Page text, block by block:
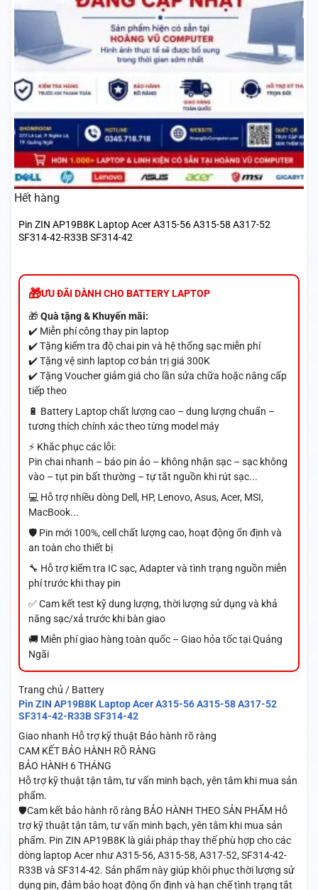
Hết hàng
Pin ZIN AP19B8K Laptop Acer A315-56 A315-58 A317-52
SF314-42-R33B SF314-42
ƯU ĐÃI DÀNH CHO BATTERY LAPTOP
🎁Quà tặng & Khuyến mãi:
✔️ Miễn phí công thay pin laptop
✔️ Tặng kiểm tra độ chai pin và hệ thống sạc miễn phí
✔️ Tặng vệ sinh laptop cơ bản trị giá 300K
✔️ Tặng Voucher giảm giá cho lần sửa chữa hoặc nâng cấp
tiếp theo
🔋 Battery Laptop chất lượng cao – dung lượng chuẩn –
tương thích chính xác theo từng model máy
⚡ Khắc phục các lỗi:
Pin chai nhanh – báo pin ảo – không nhận sạc – sạc không
vào – tụt pin bất thường – tự tắt nguồn khi rút sạc...
💻 Hỗ trợ nhiều dòng Dell, HP, Lenovo, Asus, Acer, MSI,
MacBook...
🛡️ Pin mới 100%, cell chất lượng cao, hoạt động ổn định và
an toàn cho thiết bị
🔧 Hỗ trợ kiểm tra IC sạc, Adapter và tình trạng nguồn miễn
phí trước khi thay pin
✅ Cam kết test kỹ dung lượng, thời lượng sử dụng và khả
năng sạc/xả trước khi bàn giao
🚚 Miễn phí giao hàng toàn quốc – Giao hỏa tốc tại Quảng
Ngãi
Trang chủ / Battery
Pin ZIN AP19B8K Laptop Acer A315-56 A315-58 A317-52
SF314-42-R33B SF314-42
Giao nhanh Hỗ trợ kỹ thuật Bảo hành rõ ràng
CAM KẾT BẢO HÀNH RÕ RÀNG
BẢO HÀNH 6 THÁNG
Hỗ trợ kỹ thuật tận tâm, tư vấn minh bạch, yên tâm khi mua sản
phẩm.
🛡️Cam kết bảo hành rõ ràng BẢO HÀNH THEO SẢN PHẨM Hỗ
trợ kỹ thuật tận tâm, tư vấn minh bạch, yên tâm khi mua sản
phẩm. Pin ZIN AP19B8K là giải pháp thay thế phù hợp cho các
dòng laptop Acer như A315-56, A315-58, A317-52, SF314-42-
R33B và SF314-42. Sản phẩm này giúp khôi phục thời lượng sử
dụng pin, đảm bảo hoạt động ổn định và hạn chế tình trạng tắt